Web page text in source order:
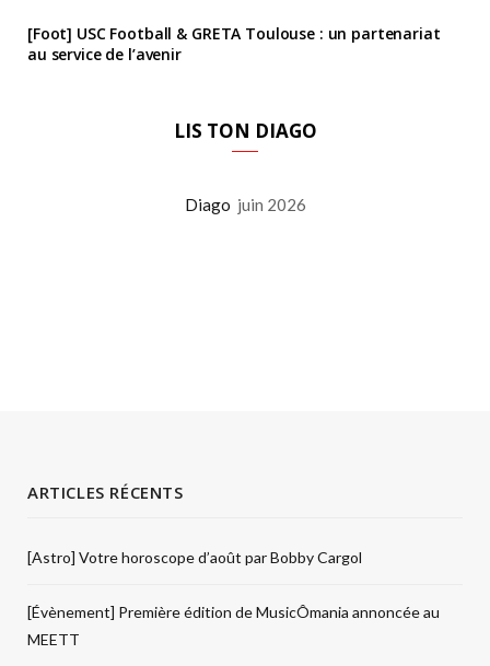
[Foot] USC Football & GRETA Toulouse : un partenariat
au service de l’avenir
LIS TON DIAGO
Diago juin 2026
ARTICLES RÉCENTS
[Astro] Votre horoscope d’août par Bobby Cargol
[Évènement] Première édition de MusicÔmania annoncée au
MEETT